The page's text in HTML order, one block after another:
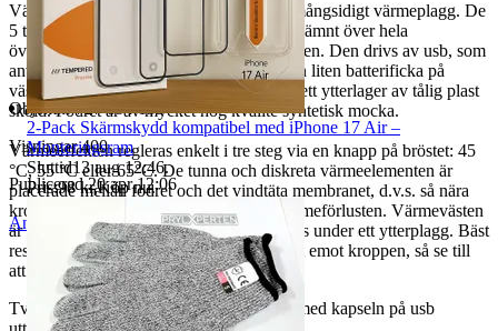
Värmevästen är ett mycket effektivt och mångsidigt värmeplagg. De
5 tunna värmeelementen fördelar värmen jämnt över hela
överkroppen, både fram och bak samt naken. Den drivs av usb, som
användaren väljer sin värmekälla sitter i en liten batterificka på
västen. Västen består av flera olika lager: ett ytterlager av tålig plast
sköld. Fodret är av mycket hög kvalite syntetisk mocka.
Värmeeffekten regleras enkelt i tre steg via en knapp på bröstet: 45
°C, 55 °C eller 65°C. De tunna och diskreta värmeelementen är
placerade mellan fodret och det vindtäta membranet, d.v.s. så nära
kroppen som möjligt, för att minimera värmeförlusten. Värmevästen
är ett förstärkningsplagg som ska användas under ett ytterplagg. Bäst
resultat uppnås om västen sitter relativt tätt emot kroppen, så se till
att välja rätt storlek.
Tvättråd: Kan tvätta i 30 grader strykfritt med kapseln på usb
Objektnr
Visningar 400
Publicerad 20 apr 12:06
Anmäl Sälj liknande
2-Pack Skärmskydd kompatibel med iPhone 17 Air –
Monteringsram
Sluttid13 aug 12:46.
Pris:98 kr,Köp nu.